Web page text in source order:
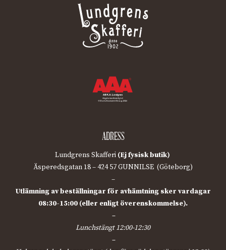
ADRESS
Lundgrens Skafferi (Ej fysisk butik)
Äsperedsgatan 18 – 424 57 GUNNILSE (Göteborg)
–
Utlämning av beställningar för avhämtning sker vardagar
08:30-15:00 (eller enligt överenskommelse).
–
Lunchstängt 12:00-12:30
–